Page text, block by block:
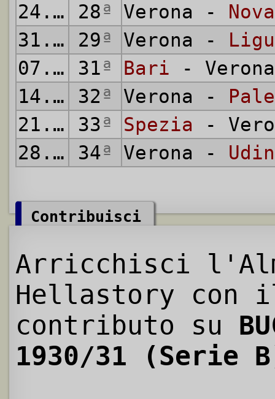
24.05.1931
28ª Verona -
31.05.1931
29ª Verona -
07.06.1931
31ª Bari - Verona
14.06.1931
32ª Verona -
21.06.1931
33ª Spezia -
28.06.1931
34ª Verona -
Contribuisci
Arricchisci
Hellastory con
contributo su
1930/31 (Serie